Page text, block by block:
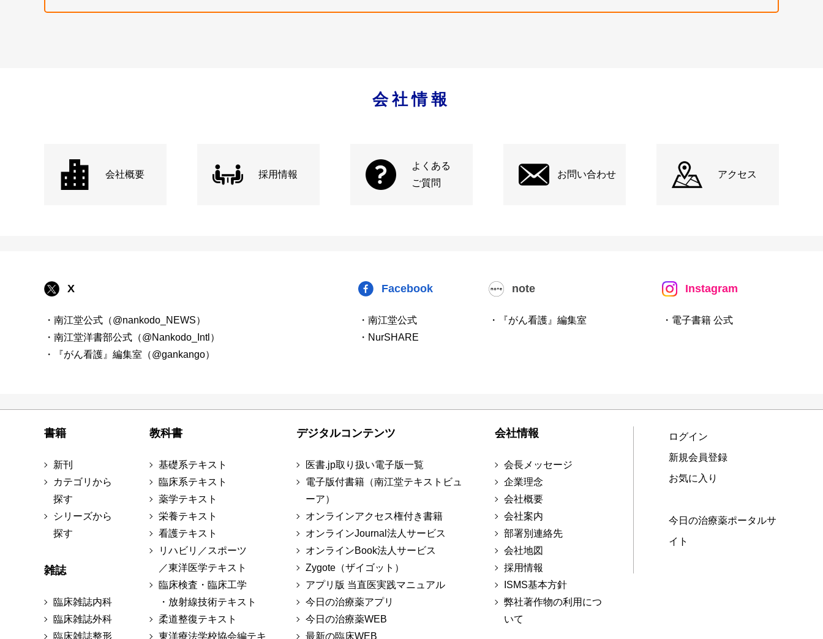
会社情報
会社概要 採用情報
よくある
ご質問
お問い合わせ アクセス
X
・南江堂公式（@nankodo_NEWS）
・南江堂洋書部公式（@Nankodo_Intl）
・『がん看護』編集室（@gankango）
Facebook
・南江堂公式
・NurSHARE
note
・『がん看護』編集室
Instagram
・電子書籍 公式
書籍
新刊
カテゴリから
探す
シリーズから
探す
雑誌
臨床雑誌内科
臨床雑誌外科
臨床雑誌整形
教科書
基礎系テキスト
臨床系テキスト
薬学テキスト
栄養テキスト
看護テキスト
リハビリ／スポーツ
／東洋医学テキスト
臨床検査・臨床工学
・放射線技術テキスト
柔道整復テキスト
東洋療法学校協会編テキ
デジタルコンテンツ
医書.jp取り扱い電子版一覧
電子版付書籍（南江堂テキストビュ
ーア）
オンラインアクセス権付き書籍
オンラインJournal法人サービス
オンラインBook法人サービス
Zygote（ザイゴット）
アプリ版 当直医実践マニュアル
今日の治療薬アプリ
今日の治療薬WEB
最新の臨床WEB
会社情報
会長メッセージ
企業理念
会社概要
会社案内
部署別連絡先
会社地図
採用情報
ISMS基本方針
弊社著作物の利用につ
いて
ログイン
新規会員登録
お気に入り
今日の治療薬ポータルサ
イト